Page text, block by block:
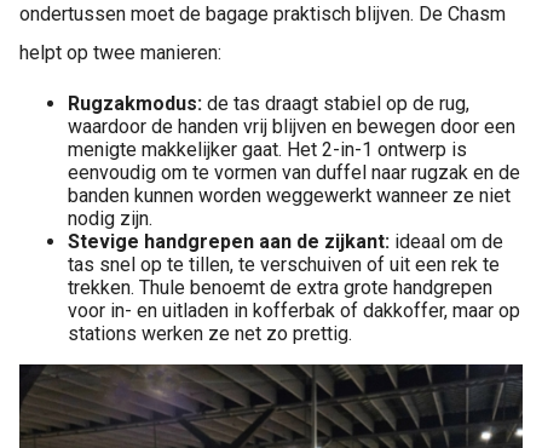
ondertussen moet de bagage praktisch blijven. De Chasm
helpt op twee manieren:
Rugzakmodus: de tas draagt stabiel op de rug,
waardoor de handen vrij blijven en bewegen door een
menigte makkelijker gaat. Het 2-in-1 ontwerp is
eenvoudig om te vormen van duffel naar rugzak en de
banden kunnen worden weggewerkt wanneer ze niet
nodig zijn.
Stevige handgrepen aan de zijkant: ideaal om de
tas snel op te tillen, te verschuiven of uit een rek te
trekken. Thule benoemt de extra grote handgrepen
voor in- en uitladen in kofferbak of dakkoffer, maar op
stations werken ze net zo prettig.